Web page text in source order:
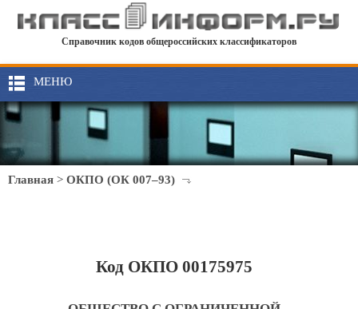
Справочник кодов общероссийских классификаторов
МЕНЮ
Главная > ОКПО (ОК 007–93)
Код ОКПО 00175975